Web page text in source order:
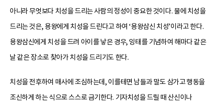
아니라 무엇보다 치성을 드리는 사람의 정성이 중요한 것이다. 물에 치성을
드리는 것은, 용왕에게 치성을 드린다고 하여 ‘용왕삼신 치성’이라고 한다.
용왕삼신에게 치성을 드려 아이를 낳은 경우, 잉태를 기념하여 해마다 같은
날 같은 장소로 찾아가 치성을 드리기도 한다.
치성을 전후하여 매사에 조심하는데, 이를테면 남들과 말도 삼가고 행동을
조신하게 하는 식으로 스스로 금기한다. 기자치성을 드릴 때 산신이나